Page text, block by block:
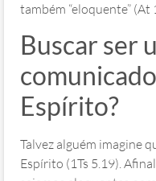
também “eloquente” (At
Buscar ser
Espírito?
Talvez alguém imagine
Espírito (1Ts 5.19).